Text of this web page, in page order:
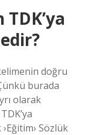
doğru
burada
olarak
Sözlük